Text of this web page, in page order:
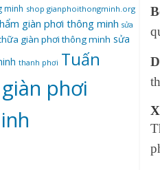
minh shop gianphoithongminh.org
giàn phơi thông minh sửa
giàn phơi thông minh sửa
thanh phơi Tuấn
‌giàn‌ ‌phơi‌